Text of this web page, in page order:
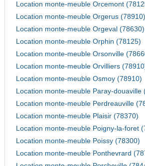
Location monte-meuble Orcemont
Location monte-meuble Orgerus (78910)
Location monte-meuble Orgeval (78630)
Location monte-meuble Orphin (78125)
Location monte-meuble Orsonville
Location monte-meuble Orvilliers
Location monte-meuble Osmoy (78910)
Location monte-meuble Paray-douaville
Location monte-meuble Perdreauville
Location monte-meuble Plaisir (78370)
Location monte-meuble Poigny-la-foret
Location monte-meuble Poissy (78300)
Location monte-meuble Ponthevrard